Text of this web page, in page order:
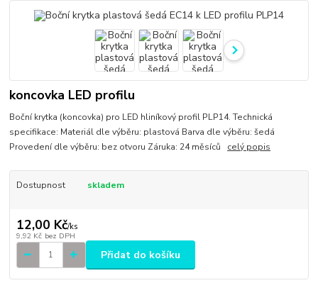
koncovka LED profilu
Boční krytka (koncovka) pro LED hliníkový profil PLP14. Technická
specifikace: Materiál dle výběru: plastová Barva dle výběru: šedá
Provedení dle výběru: bez otvoru Záruka: 24 měsíců celý popis
Dostupnost skladem
12,00 Kč/ks
9,92 Kč bez DPH
Přidat do košíku